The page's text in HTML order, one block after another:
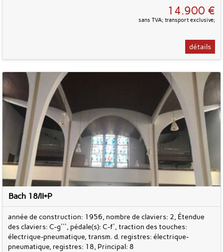
14.900 €
sans TVA; transport exclusive;
détails
Bach 18/II+P
année de construction: 1956, nombre de claviers: 2, Étendue
des claviers: C-g''', pédale(s): C-f', traction des touches:
électrique-pneumatique, transm. d. registres: électrique-
pneumatique, registres: 18, Principal: 8